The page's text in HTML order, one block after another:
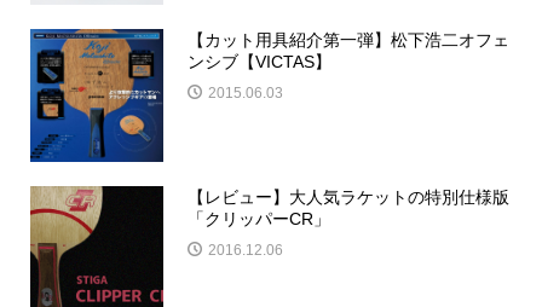
【カット用具紹介第一弾】松下浩二オフェ
ンシブ【VICTAS】
2015.06.03
【レビュー】大人気ラケットの特別仕様版
「クリッパーCR」
2016.12.06